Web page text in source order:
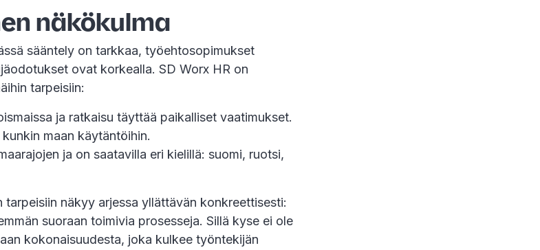
näkökulma
sääntely on tarkkaa, työehtosopimukset
ovat korkealla. SD Worx HR on
tarpeisiin:
ja ratkaisu täyttää paikalliset vaatimukset.
maan käytäntöihin.
ja on saatavilla eri kielillä: suomi, ruotsi,
tarpeisiin näkyy arjessa yllättävän konkreettisesti:
suoraan toimivia prosesseja. Sillä kyse ei ole
kokonaisuudesta, joka kulkee työntekijän